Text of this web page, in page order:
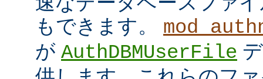
もできます。
が AuthDBMUserFile